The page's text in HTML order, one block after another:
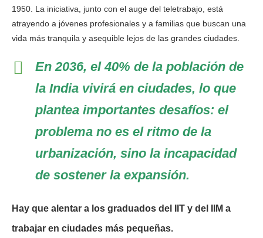
1950. La iniciativa, junto con el auge del teletrabajo, está
atrayendo a jóvenes profesionales y a familias que buscan una
vida más tranquila y asequible lejos de las grandes ciudades.
En 2036, el 40% de la población de
la India vivirá en ciudades, lo que
plantea importantes desafíos: el
problema no es el ritmo de la
urbanización, sino la incapacidad
de sostener la expansión.
Hay que alentar a los graduados del IIT y del IIM a
trabajar en ciudades más pequeñas.